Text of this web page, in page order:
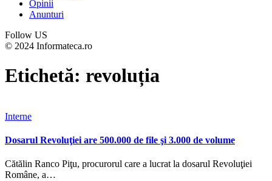
Opinii
Anunturi
Follow US
© 2024 Informateca.ro
Etichetă: revoluția
Interne
Dosarul Revoluţiei are 500.000 de file şi 3.000 de volume
Cătălin Ranco Piţu, procurorul care a lucrat la dosarul Revoluţiei
Române, a…